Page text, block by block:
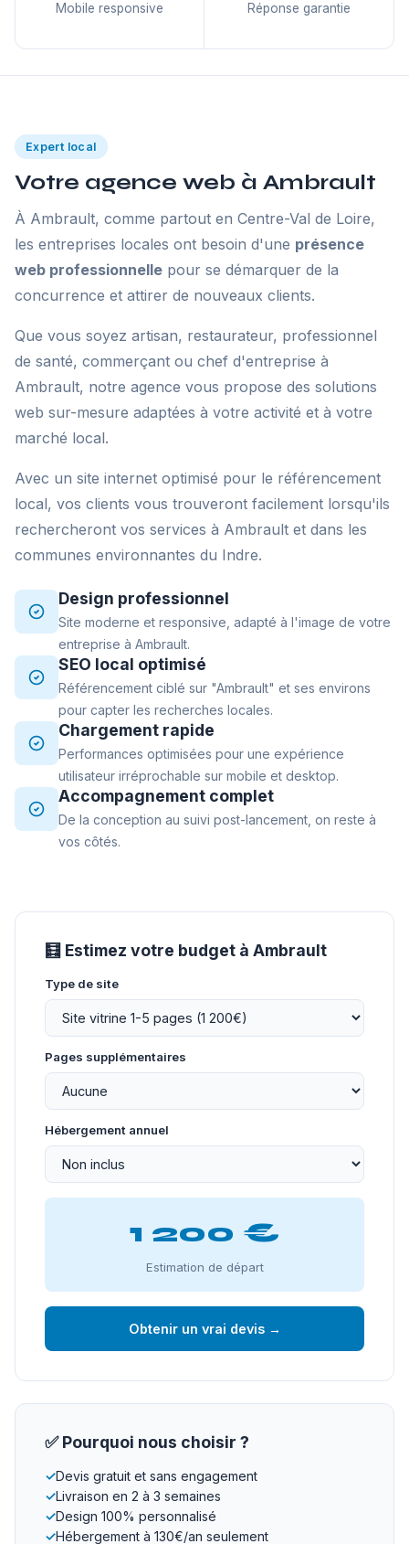
Mobile responsive Réponse garantie
Expert local
Votre agence web à Ambrault
À Ambrault, comme partout en Centre-Val de Loire,
les entreprises locales ont besoin d'une présence
web professionnelle pour se démarquer de la
concurrence et attirer de nouveaux clients.
Que vous soyez artisan, restaurateur, professionnel
de santé, commerçant ou chef d'entreprise à
Ambrault, notre agence vous propose des solutions
web sur-mesure adaptées à votre activité et à votre
marché local.
Avec un site internet optimisé pour le référencement
local, vos clients vous trouveront facilement lorsqu'ils
rechercheront vos services à Ambrault et dans les
communes environnantes du Indre.
Design professionnel
Site moderne et responsive, adapté à l'image de votre
entreprise à Ambrault.
SEO local optimisé
Référencement ciblé sur "Ambrault" et ses environs
pour capter les recherches locales.
Chargement rapide
Performances optimisées pour une expérience
utilisateur irréprochable sur mobile et desktop.
Accompagnement complet
De la conception au suivi post-lancement, on reste à
vos côtés.
🧮 Estimez votre budget à Ambrault
Type de site
Pages supplémentaires
Hébergement annuel
1 200 €
Estimation de départ
Obtenir un vrai devis →
✅ Pourquoi nous choisir ?
✓Devis gratuit et sans engagement
✓Livraison en 2 à 3 semaines
✓Design 100% personnalisé
✓Hébergement à 130€/an seulement